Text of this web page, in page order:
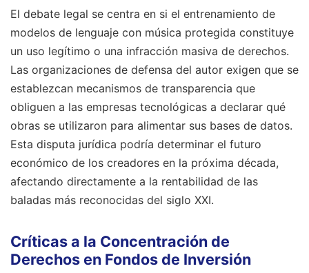
El debate legal se centra en si el entrenamiento de
modelos de lenguaje con música protegida constituye
un uso legítimo o una infracción masiva de derechos.
Las organizaciones de defensa del autor exigen que se
establezcan mecanismos de transparencia que
obliguen a las empresas tecnológicas a declarar qué
obras se utilizaron para alimentar sus bases de datos.
Esta disputa jurídica podría determinar el futuro
económico de los creadores en la próxima década,
afectando directamente a la rentabilidad de las
baladas más reconocidas del siglo XXI.
Críticas a la Concentración de
Derechos en Fondos de Inversión